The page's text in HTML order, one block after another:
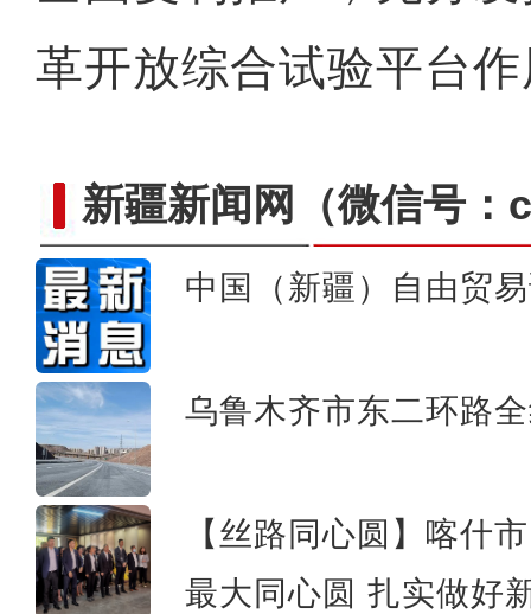
革开放综合试验平台
新疆新闻网 （微信号
中国（新疆）自由贸
乌鲁木齐市东二环路
【丝路同心圆】喀什
最大同心圆 扎实做好